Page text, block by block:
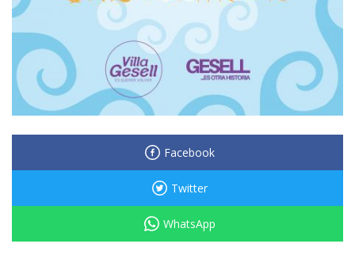
Facebook
Twitter
WhatsApp